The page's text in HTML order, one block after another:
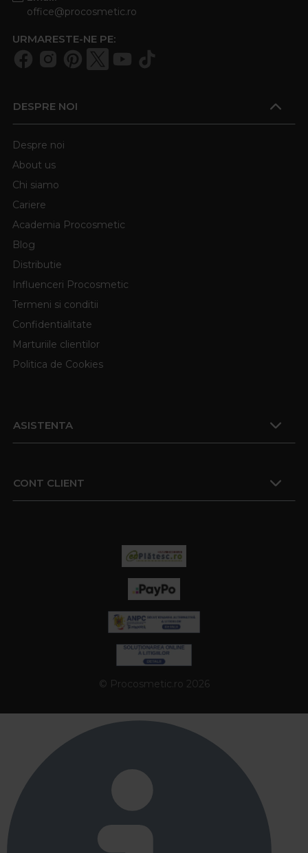
office@procosmetic.ro
URMARESTE-NE PE:
DESPRE NOI
Despre noi
About us
Chi siamo
Cariere
Academia Procosmetic
Blog
Distributie
Influenceri Procosmetic
Termeni si conditii
Confidentialitate
Marturiile clientilor
Politica de Cookies
ASISTENTA
CONT CLIENT
© Procosmetic.ro 2026